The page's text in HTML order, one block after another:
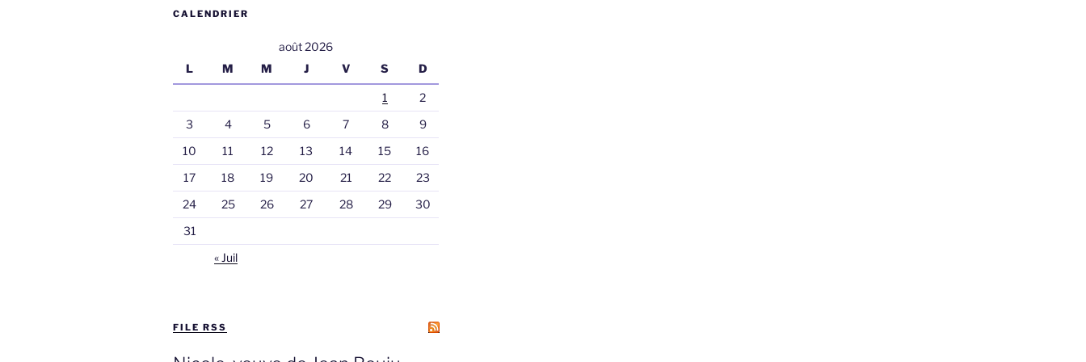
CALENDRIER
août 2026
L
M M J V S D
1
2
3
4 5 6 7 8
9
10
11 12 13 14 15
16
17
18 19 20 21 22
23
24
25 26 27 28 29
30
31
« Juil
FILE RSS